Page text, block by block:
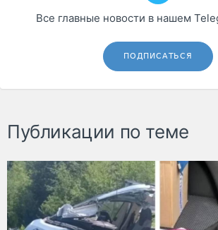
Все главные новости в нашем
ПОДПИСАТЬСЯ
Публикации по теме